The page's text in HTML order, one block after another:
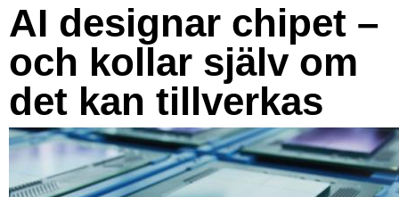
AI designar chipet –
och kollar själv om
det kan tillverkas